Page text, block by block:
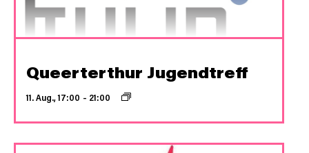
Queerterthur Jugendtreff
11. Aug., 17:00 – 21:00